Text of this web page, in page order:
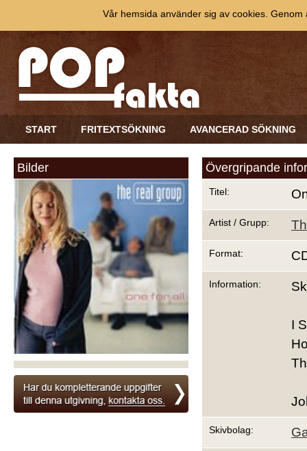
START FRITEXTSÖKNING AVANCERAD SÖKNING
Bilder Övergripande
Titel:
Artist / Grupp:
Format:
Information:
I
Skivbolag:
Vår hemsida använder sig av cookies.